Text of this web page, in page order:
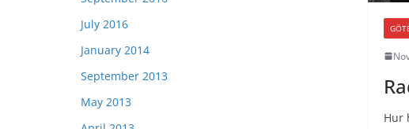
Hur
July 2016
January 2014
September 2013
May 2013